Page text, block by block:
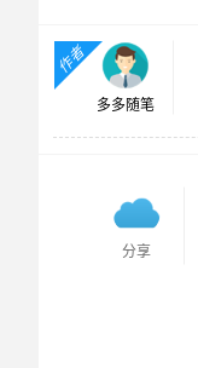
多多随笔
作者
分享